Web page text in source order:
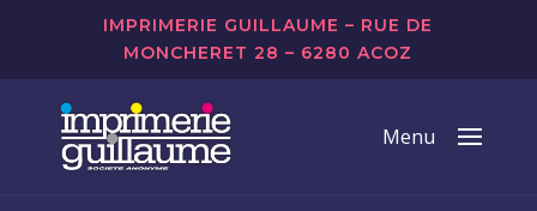
IMPRIMERIE GUILLAUME – RUE DE
MONCHERET 28 – 6280 ACOZ